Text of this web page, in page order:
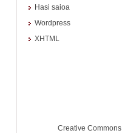
Hasi saioa
Wordpress
XHTML
Creative Commons